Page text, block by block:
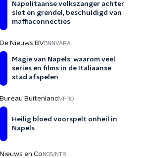
Napolitaanse volkszanger achter
slot en grendel, beschuldigd van
maffiaconnecties
De Nieuws BVBNNVARA
Magie van Napels: waarom veel
series en films in de Italiaanse
stad afspelen
Bureau BuitenlandVPRO
Heilig bloed voorspelt onheil in
Napels
Nieuws en Co NOS/NTR